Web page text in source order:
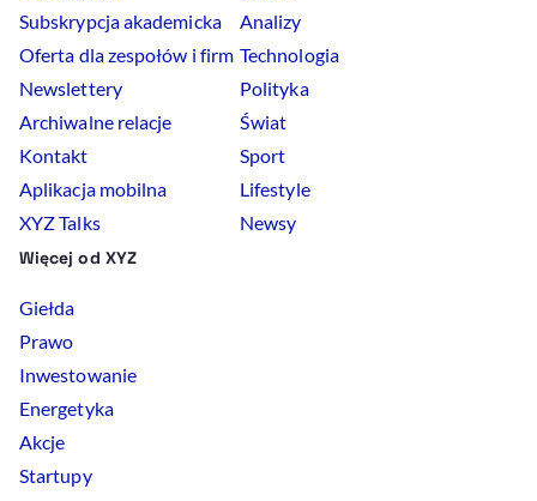
Subskrypcja akademicka
Oferta dla zespołów i firm
Newslettery
Archiwalne relacje
Kontakt
Aplikacja mobilna
XYZ Talks
Analizy
Technologia
Polityka
Świat
Sport
Lifestyle
Newsy
Więcej od XYZ
Giełda
Prawo
Inwestowanie
Energetyka
Akcje
Startupy